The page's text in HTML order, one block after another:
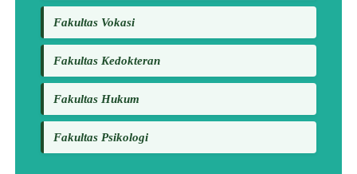
Fakultas Vokasi
Fakultas Kedokteran
Fakultas Hukum
Fakultas Psikologi